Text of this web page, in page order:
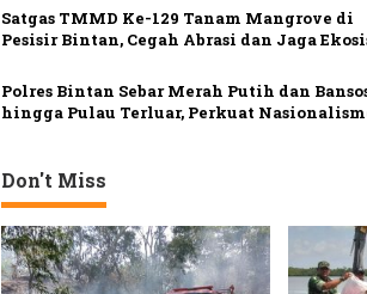
s
Satgas TMMD Ke-129 Tanam Mangrove di
Pesisir Bintan, Cegah Abrasi dan Jaga
Polres Bintan Sebar Merah Putih dan
hingga Pulau Terluar, Perkuat
Don't Miss